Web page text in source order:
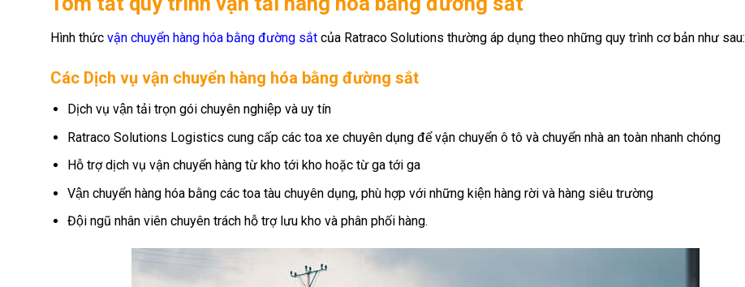
Hình thức vận chuyển hàng hóa bằng đường sắt của Ratraco Solutions thường áp dụng theo những quy trình cơ bản như sau:
Các Dịch vụ vận chuyển hàng hóa bằng đường sắt
Dịch vụ vận tải trọn gói chuyên nghiệp và uy tín
Ratraco Solutions Logistics cung cấp các toa xe chuyên dụng để vận chuyển ô tô và chuyển nhà an toàn nhanh chóng
Hỗ trợ dịch vụ vận chuyển hàng từ kho tới kho hoặc từ ga tới ga
Vận chuyển hàng hóa bằng các toa tàu chuyên dụng, phù hợp với những kiện hàng rời và hàng siêu trường
Đội ngũ nhân viên chuyên trách hỗ trợ lưu kho và phân phối hàng.